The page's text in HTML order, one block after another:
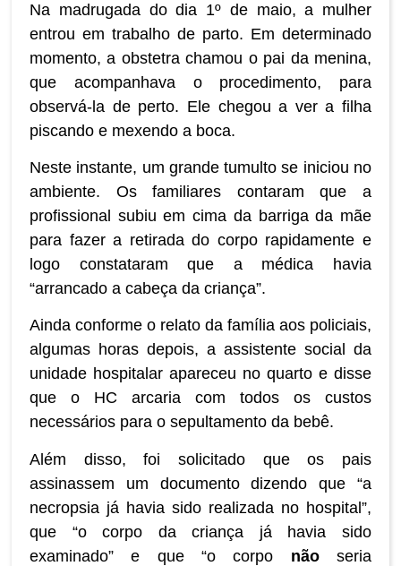
Na madrugada do dia 1º de maio, a mulher
entrou em trabalho de parto. Em determinado
momento, a obstetra chamou o pai da menina,
que acompanhava o procedimento, para
observá-la de perto. Ele chegou a ver a filha
piscando e mexendo a boca.
Neste instante, um grande tumulto se iniciou no
ambiente. Os familiares contaram que a
profissional subiu em cima da barriga da mãe
para fazer a retirada do corpo rapidamente e
logo constataram que a médica havia
“arrancado a cabeça da criança”.
Ainda conforme o relato da família aos policiais,
algumas horas depois, a assistente social da
unidade hospitalar apareceu no quarto e disse
que o HC arcaria com todos os custos
necessários para o sepultamento da bebê.
Além disso, foi solicitado que os pais
assinassem um documento dizendo que “a
necropsia já havia sido realizada no hospital”,
que “o corpo da criança já havia sido
examinado” e que “o corpo nãoseria